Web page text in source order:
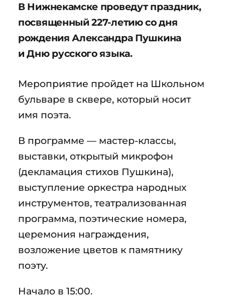
В Нижнекамске проведут праздник,
посвященный 227-летию со дня
рождения Александра Пушкина
и Дню русского языка.
Мероприятие пройдет на Школьном
бульваре в сквере, который носит
имя поэта.
В программе — мастер-классы,
выставки, открытый микрофон
(декламация стихов Пушкина),
выступление оркестра народных
инструментов, театрализованная
программа, поэтические номера,
церемония награждения,
возложение цветов к памятнику
поэту.
Начало в 15:00.